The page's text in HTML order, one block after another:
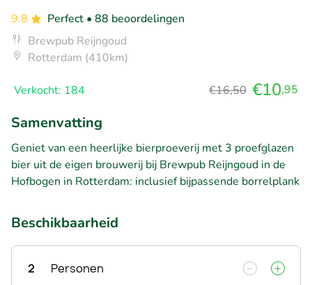
9.8 Perfect • 88 beoordelingen
Brewpub Reijngoud
Rotterdam (410km)
Verkocht: 184 €16,50 €10,95
Samenvatting
Geniet van een heerlijke bierproeverij met 3 proefglazen
bier uit de eigen brouwerij bij Brewpub Reijngoud in de
Hofbogen in Rotterdam: inclusief bijpassende borrelplank
Beschikbaarheid
2 Personen